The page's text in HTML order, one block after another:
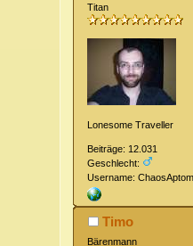
Titan
Lonesome Traveller
Beiträge: 12.031
Geschlecht:
Username: ChaosAptom
Timo
Bärenmann